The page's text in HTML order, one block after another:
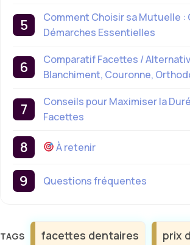
Comment Choisir sa Mutuelle
Démarches Essentielles
Comparatif Facettes /
Blanchiment, Couronne,
Conseils pour Maximiser la
Facettes
À retenir
Questions fréquentes
Étiquettes
facettes dentaires prix